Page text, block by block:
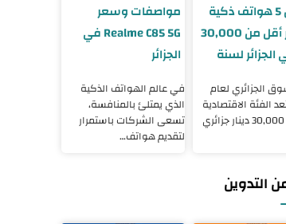
أفضل 5 هواتف ذكية
بسعر أقل من 30,000
لسنة
الجزائري لعام
تعد الفئة الاقتصادية
ما دون 30,000 دينار جزائري
مواصفات وسعر
Realme C85 5G في
الجزائر
في عالم الهواتف الذكية
الذي يمتلئ بالمنافسة،
تسعى الشركات باستمرار
لتقديم هواتف…
التدوين